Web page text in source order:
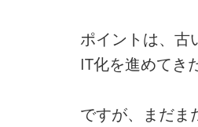
ポイントは、古
IT化を進めてき
ですが、まだま